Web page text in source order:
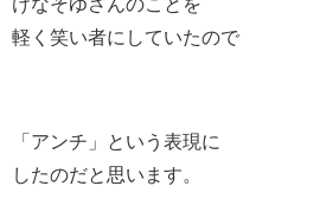
軽く笑い者にしていたので
「アンチ」という表現に
したのだと思います。